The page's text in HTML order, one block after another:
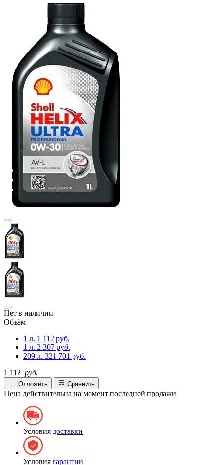
Нет в наличии
Объём
1 л. 1 112 руб.
1 л. 2 307 руб.
209 л. 321 701 руб.
1 112 руб.
Отложить Сравнить
Цена действительна на момент последней продажи
Условия доставки
Условия гарантии